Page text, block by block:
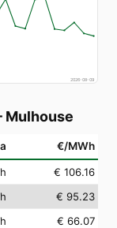
2026-08-09
Mulhouse
€/MWh
€ 106.16
€ 95.23
€ 66.07